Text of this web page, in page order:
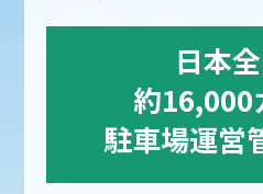
日本
約16,000
駐車場運営